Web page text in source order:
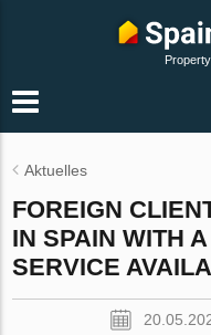
Aktuelles
FOREIGN
IN SPAIN WITH
SERVICE